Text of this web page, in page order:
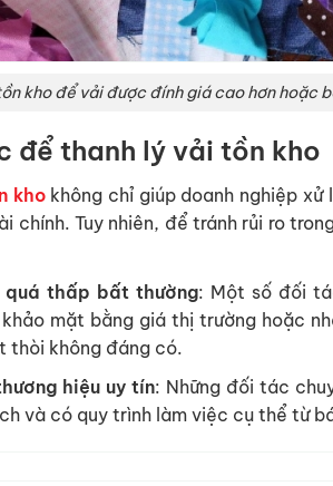
kho để vải được đính giá cao hơn hoặc
để thanh lý vải tồn kho
khokhông chỉ giúp doanh nghiệp xử
chính. Tuy nhiên, để tránh rủi ro
quá thấp bất thường: Một số đối
mặt bằng giá thị trường hoặc
thòi không đáng có.
hiệu uy tín: Những đối tác
và có quy trình làm việc cụ thể từ